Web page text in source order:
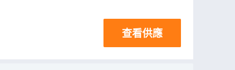
查看供應